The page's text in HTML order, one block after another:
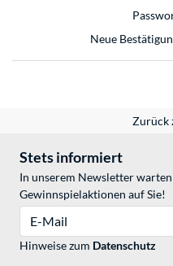
Neue
Zurück
Stets informiert
In unserem Newsletter
Gewinnspielaktionen auf Sie!
Hinweise zum Datenschutz